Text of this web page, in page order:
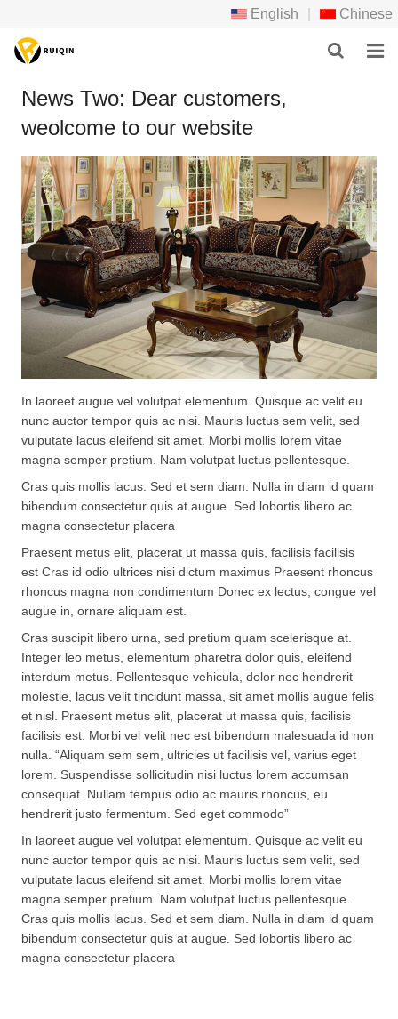
English Chinese
HOME
ABOUT US
PRODUCTS
NEWS
DOWNLOAD
F.A.Q
FEEDBACK
CONTACT US
News Two: Dear customers,
weolcome to our website
In laoreet augue vel volutpat elementum. Quisque ac velit eu
nunc auctor tempor quis ac nisi. Mauris luctus sem velit, sed
vulputate lacus eleifend sit amet. Morbi mollis lorem vitae
magna semper pretium. Nam volutpat luctus pellentesque.
Cras quis mollis lacus. Sed et sem diam. Nulla in diam id quam
bibendum consectetur quis at augue. Sed lobortis libero ac
magna consectetur placera
Praesent metus elit, placerat ut massa quis, facilisis facilisis
est Cras id odio ultrices nisi dictum maximus Praesent rhoncus
rhoncus magna non condimentum Donec ex lectus, congue vel
augue in, ornare aliquam est.
Cras suscipit libero urna, sed pretium quam scelerisque at.
Integer leo metus, elementum pharetra dolor quis, eleifend
interdum metus. Pellentesque vehicula, dolor nec hendrerit
molestie, lacus velit tincidunt massa, sit amet mollis augue felis
et nisl. Praesent metus elit, placerat ut massa quis, facilisis
facilisis est. Morbi vel velit nec est bibendum malesuada id non
nulla. “Aliquam sem sem, ultricies ut facilisis vel, varius eget
lorem. Suspendisse sollicitudin nisi luctus lorem accumsan
consequat. Nullam tempus odio ac mauris rhoncus, eu
hendrerit justo fermentum. Sed eget commodo”
In laoreet augue vel volutpat elementum. Quisque ac velit eu
nunc auctor tempor quis ac nisi. Mauris luctus sem velit, sed
vulputate lacus eleifend sit amet. Morbi mollis lorem vitae
magna semper pretium. Nam volutpat luctus pellentesque.
Cras quis mollis lacus. Sed et sem diam. Nulla in diam id quam
bibendum consectetur quis at augue. Sed lobortis libero ac
magna consectetur placera